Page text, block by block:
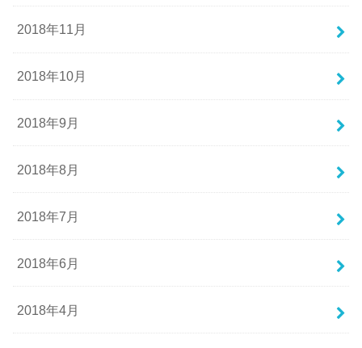
2018年11月
2018年10月
2018年9月
2018年8月
2018年7月
2018年6月
2018年4月